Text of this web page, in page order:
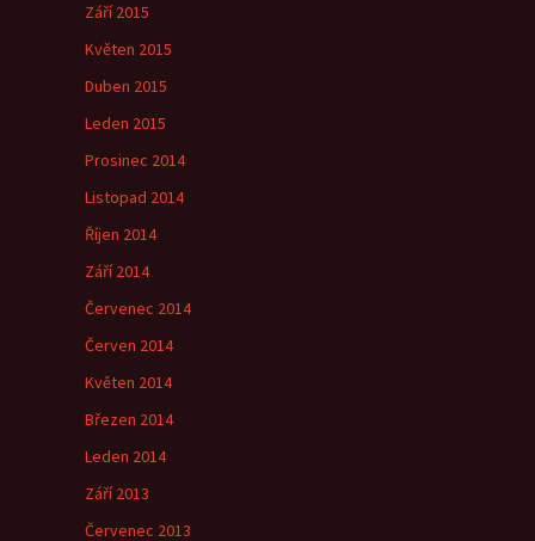
Září 2015
Květen 2015
Duben 2015
Leden 2015
Prosinec 2014
Listopad 2014
Říjen 2014
Září 2014
Červenec 2014
Červen 2014
Květen 2014
Březen 2014
Leden 2014
Září 2013
Červenec 2013